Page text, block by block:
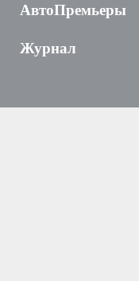
АвтоПремьеры
Журнал